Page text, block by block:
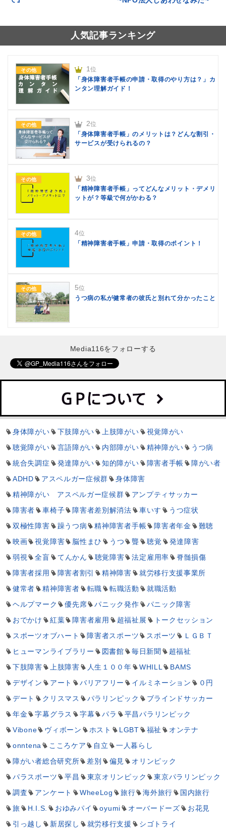
人気記事ランキング
その他 1 位
「身体障害者手帳の申請・取得のやり方は？」カ
ンタン理解ガイド！
その他 2位
「身体障害者手帳」のメリットは？どんな割引・
サービスが受けられるの？
その他 3位
「精神障害者手帳」ってどんなメリット・デメリ
ットが？等級で何がかわる？
その他 4位
「精神障害者手帳」申請・取得のポイント！
その他 5位
うつ病の私が健常者の彼氏と別れて分かったこと
Media116をフォローする
身体障がい 下肢障がい 上肢障がい
視覚障がい
聴覚障がい
言語障がい 内部障がい 精神障がい
うつ病
統合失調症
発達障がい 知的障がい 障害者手帳
障がい者
ADHD
アスペルガー症候群
身体障害
精神障がい アスペルガー症候群
アンプティサッカー
障害者
車椅子 障害者差別解消法 車いす
うつ症状
双極性障害
躁うつ病 精神障害者手帳 障害者年金
難聴
映画
視覚障害 脳性まひ うつ 聾 聴覚
発達障害
弱視
全盲 てんかん 聴覚障害 法定雇用率
脊髄損傷
障害者採用
障害者割引 精神障害
就労移行支援事業所
健常者
精神障害者 転職 転職活動
就職活動
ヘルプマーク
優先席 パニック発作
パニック障害
おでかけ
紅葉 障害者雇用 超福祉展
トークセッション
スポーツオブハート
障害者スポーツ スポーツ
ＬＧＢＴ
ヒューマンライブラリー
図書館 毎日新聞
超福祉
下肢障害
上肢障害 人生１００年 WHILL
BAMS
デザイン
アート バリアフリー イルミネーション
０円
デート
クリスマス パラリンピック
ブラインドサッカー
年金
字幕グラス 字幕 パラ
平昌パラリンピック
Vibone
ヴィボーン ホスト LGBT 福祉
オンテナ
onntena
こころケア 自立
一人暮らし
障がい者総合研究所
差別 偏見
オリンピック
パラスポーツ
平昌 東京オリンピック
東京パラリンピック
調査
アンケート WheeLog 旅行 海外旅行
国内旅行
旅
H.I.S. おゆみパイ oyumi オーバードーズ
お花見
引っ越し
新居探し 就労移行支援 シゴトライ